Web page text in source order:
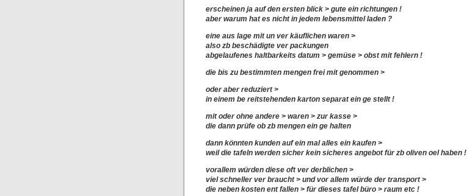
erscheinen ja auf den ersten blick > gute ein richtungen !
aber warum hat es nicht in jedem lebensmittel laden ?
eine aus lage mit un ver käuflichen waren >
also zb beschädigte ver packungen
abgelaufenes haltbarkeits datum > gemüse > obst mit fehlern !
die bis zu bestimmten mengen frei mit genommen >
oder aber reduziert >
in einem be reitstehenden karton separat ein ge stellt !
mit oder ohne andere > waren > zur kasse >
die dann prüfe ob zb mengen ein ge halten
dann könnten kunden auf ein mal alles ein kaufen >
weil die tafeln werden sicher kein sicheres angebot für zb oliven oel haben !
vorallem würden diese oft ver derblichen >
viel schneller ver braucht > und vor allem würde der transport >
die neben kosten ent fallen > für dieses tafel büro > raum etc !